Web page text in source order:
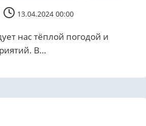
13.04.2024 00:00
нас тёплой погодой и
В…